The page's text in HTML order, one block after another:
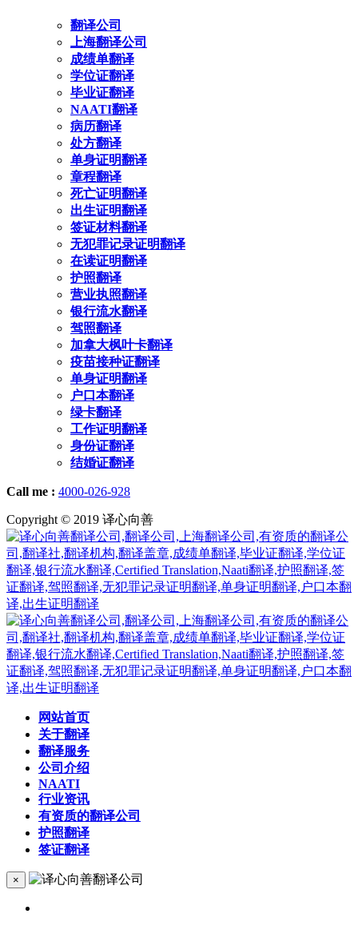
翻译公司
上海翻译公司
成绩单翻译
学位证翻译
毕业证翻译
NAATI翻译
病历翻译
处方翻译
单身证明翻译
章程翻译
死亡证明翻译
出生证明翻译
签证材料翻译
无犯罪记录证明翻译
在读证明翻译
护照翻译
营业执照翻译
银行流水翻译
驾照翻译
加拿大枫叶卡翻译
疫苗接种证翻译
单身证明翻译
户口本翻译
绿卡翻译
工作证明翻译
身份证翻译
结婚证翻译
Call me : 4000-026-928
Copyright © 2019 译心向善
网站首页
关于翻译
翻译服务
公司介绍
NAATI
行业资讯
有资质的翻译公司
护照翻译
签证翻译
×